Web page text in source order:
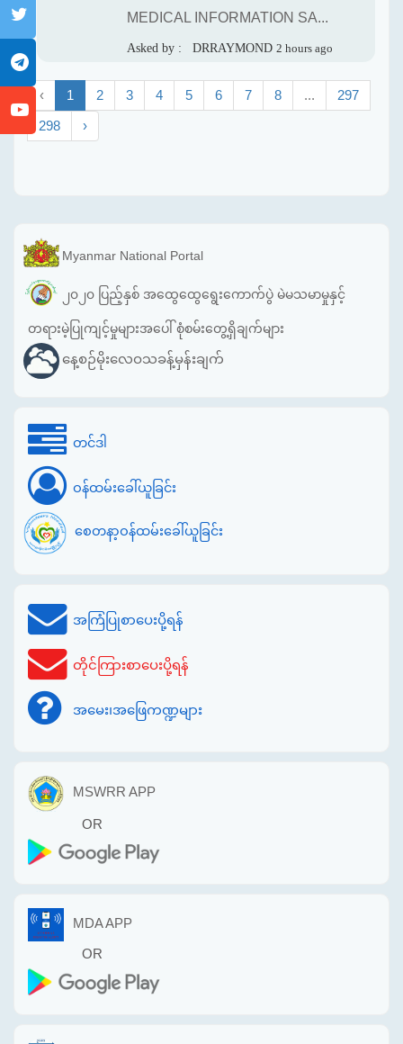
MEDICAL INFORMATION SA...
Asked by : DRRAYMOND 2 hours ago
‹ 1 2 3 4 5 6 7 8 ... 297
298 ›
Myanmar National Portal
၂၀၂၀ ပြည့်နှစ် အထွေထွေရွေးကောက်ပွဲ မဲမသမာမှုနှင့်
တရားမဲ့ပြုကျင့်မှုများအပေါ် စုံစမ်းတွေ့ရှိချက်များ
နေ့စဉ်မိုးလေဝသခန့်မှန်းချက်
တင်ဒါ
ဝန်ထမ်းခေါ်ယူခြင်း
စေတနာ့ဝန်ထမ်းခေါ်ယူခြင်း
အကြံပြုစာပေးပို့ရန်
တိုင်ကြားစာပေးပို့ရန်
အမေး၊အဖြေကဏ္ဍများ
MSWRR APP
OR
MDA APP
OR